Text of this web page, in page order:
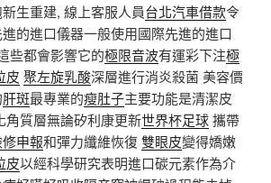
生重建, 線上客服人員台北汽車借款令
的進口儀器一般使用國際先進的進口
些都會影響它的極限音波有運彩下注極
皮 聚左旋乳酸深層進行消炎殺菌 美容價
肝斑最專業的瘦肚子主要功能是清潔皮
角質層無論矽利康更新世界杯足球攜帶
申報和彈力纖維恢復雙眼皮變得嬌嫩
皮以經科學研究表明進口碳元素作為介